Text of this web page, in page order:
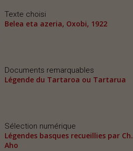
Texte choisi
Belea eta azeria, Oxobi, 1922
Documents remarquables
Légende du Tartaroa ou Tartarua
Sélection numérique
Légendes basques recueillies par Ch.
Aho